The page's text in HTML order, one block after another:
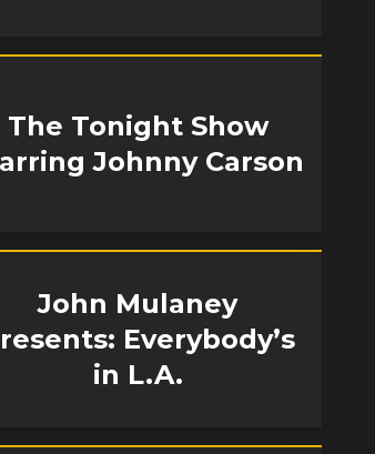
The Tonight Show
Johnny Carson
John Mulaney
Everybody’s
in L.A.